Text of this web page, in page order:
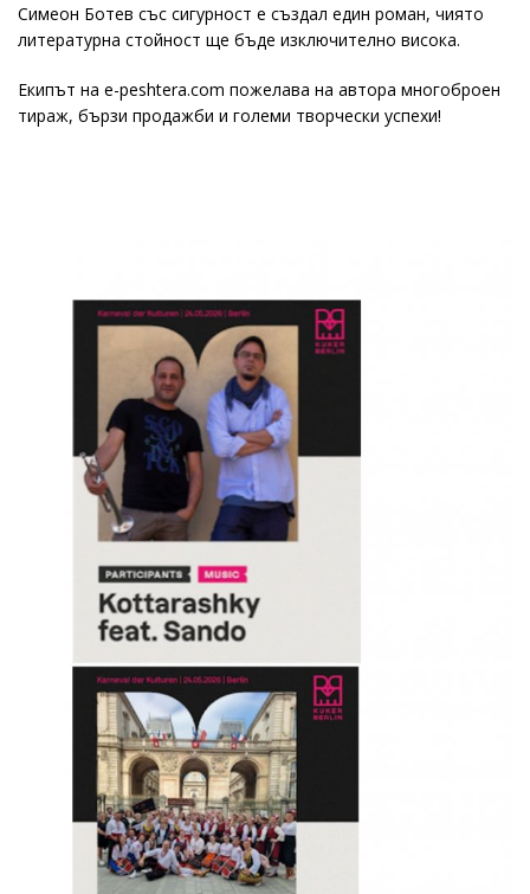
Симеон Ботев със сигурност е създал един роман, чиято
литературна стойност ще бъде изключително висока.
Екипът на e-peshtera.com пожелава на автора многоброен
тираж, бързи продажби и големи творчески успехи!